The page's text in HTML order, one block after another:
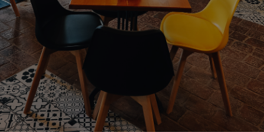
Popularność polskich kasyn gwałtownie wzrosła, a gracze z
różnych krajów wybierają te platformy, aby doświadczyć
dreszczyku emocji związanych z hazardem. Wśród wielu
opcji, znalezienie
wypłacalne kasyno internetowe
staje się
priorytetem dla entuzjastów szukających bezpiecznej i
przyjemnej gry. Ponadto, dla nowych graczy, którzy chcą
zanurzyć się w świecie hazardu online, urok bonusu bez
depozytu dodaje dodatkową warstwę emocji, pozwalając
im odkrywać różne gry bez ryzykowania własnych środków.